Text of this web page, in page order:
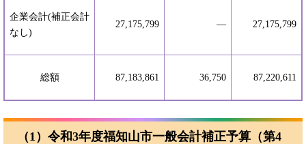
企業会計(補正会計
なし)
27,175,799 ― 27,175,799
総額 87,183,861 36,750 87,220,611
（1）令和3年度福知山市一般会計補正予算（第4